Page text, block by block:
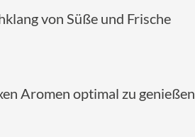
von Süße und Frische
Aromen optimal zu genießen